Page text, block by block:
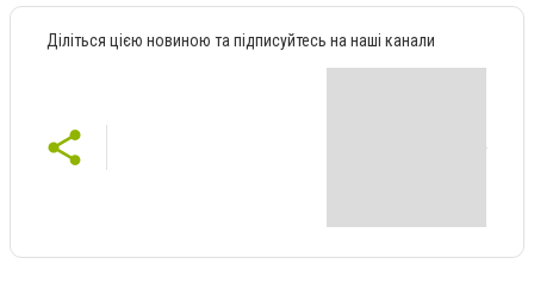
Діліться цією новиною та підписуйтесь на наші канали